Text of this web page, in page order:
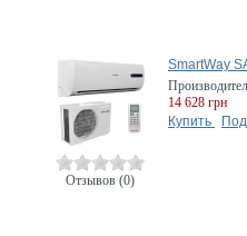
Отзывов (0)
SmartWay
14 628 грн
Купить